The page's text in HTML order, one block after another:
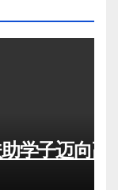
学子迈向高